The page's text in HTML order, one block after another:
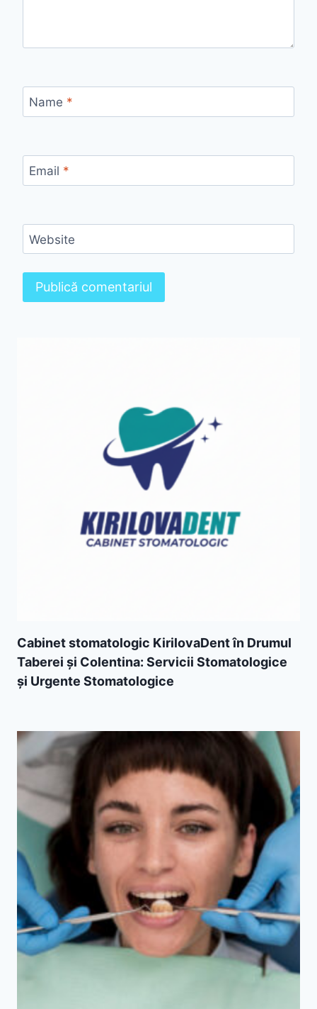
Name *
Email *
Website
Cabinet stomatologic KirilovaDent în Drumul
Taberei și Colentina: Servicii Stomatologice
și Urgente Stomatologice